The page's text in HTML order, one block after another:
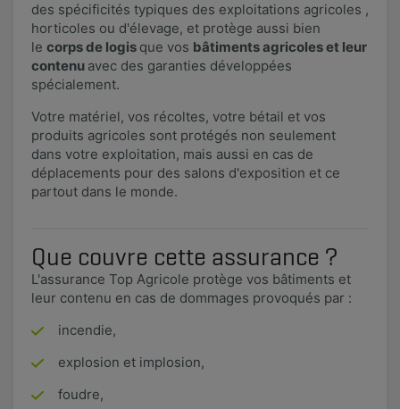
des spécificités typiques des exploitations agricoles ,
horticoles ou d'élevage, et protège aussi bien
le corps de logis que vos bâtiments agricoles et leur
contenu avec des garanties développées
spécialement.
Votre matériel, vos récoltes, votre bétail et vos
produits agricoles sont protégés non seulement
dans votre exploitation, mais aussi en cas de
déplacements pour des salons d'exposition et ce
partout dans le monde.
Que couvre cette assurance ?
L'assurance Top Agricole protège vos bâtiments et
leur contenu en cas de dommages provoqués par :
incendie,
explosion et implosion,
foudre,